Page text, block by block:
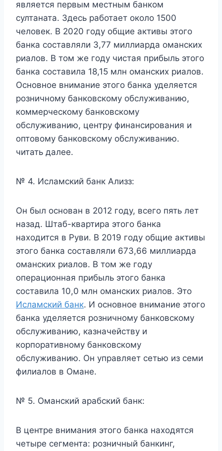
является первым местным банком
султаната. Здесь работает около 1500
человек. В 2020 году общие активы этого
банка составляли 3,77 миллиарда оманских
риалов. В том же году чистая прибыль этого
банка составила 18,15 млн оманских риалов.
Основное внимание этого банка уделяется
розничному банковскому обслуживанию,
коммерческому банковскому
обслуживанию, центру финансирования и
оптовому банковскому обслуживанию.
читать далее.
№ 4. Исламский банк Ализз:
Он был основан в 2012 году, всего пять лет
назад. Штаб-квартира этого банка
находится в Руви. В 2019 году общие активы
этого банка составляли 673,66 миллиарда
оманских риалов. В том же году
операционная прибыль этого банка
составила 10,0 млн оманских риалов. Это
Исламский банк. И основное внимание этого
банка уделяется розничному банковскому
обслуживанию, казначейству и
корпоративному банковскому
обслуживанию. Он управляет сетью из семи
филиалов в Омане.
№ 5. Оманский арабский банк:
В центре внимания этого банка находятся
четыре сегмента: розничный банкинг,